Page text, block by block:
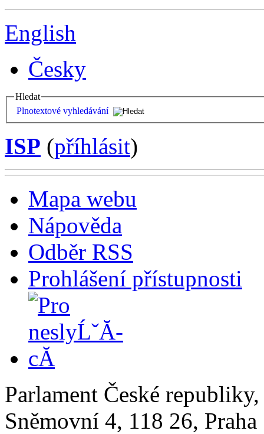
English
Česky
Hledat
Plnotextové vyhledávání
ISP (příhlásit)
Mapa webu
Nápověda
Odběr RSS
Prohlášení přístupnosti
Parlament České
Sněmovní 4, 118 26,